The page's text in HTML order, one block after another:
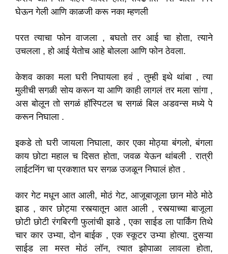
घेऊन गेली आणि काळजी करू नका म्हणली
परत त्याचा फोन वाजला , बघतो तर आई चा होता, त्याने
उचलला , हो आई येतोच आहे बोलला आणि फोन ठेवला.
केशव काका मला घरी निघायला हवं , तुम्ही इथे थांबा , त्या
मुलीची सगळी सोय करून या आणि काही लागलं तर मला सांगा ,
अस बोलून तो सगळं हॉस्पिटल च सगळं बिल अडवन्स मध्ये पे
करून निघाला .
इकडे तो घरी जायला निघाला, कार एका मोठ्या बंगलो, बंगला
काय छोटा महाल च दिसत होता, जवळ येऊन थांबली . रात्री
लाईटनिंग चा प्रकशात घर सगळ उजळून निघालं होत .
कार गेट मधून आत आली, मोठं गेट, आजूबाजूला छान मोठे मोठे
झाड , कार छोट्या रस्त्यातून आत आली , रस्त्याच्या बाजूला
छोटी छोटी रंगबिरगी फुलांची झाडे , एका साईड ला पार्किंग तिथे
चार कार उभ्या, दोन बाईक , एक स्कूटर उभ्या होत्या. दुसऱ्या
साईड ला मस्त मोठं लॉन, त्यात झोपाळा लावला होता,